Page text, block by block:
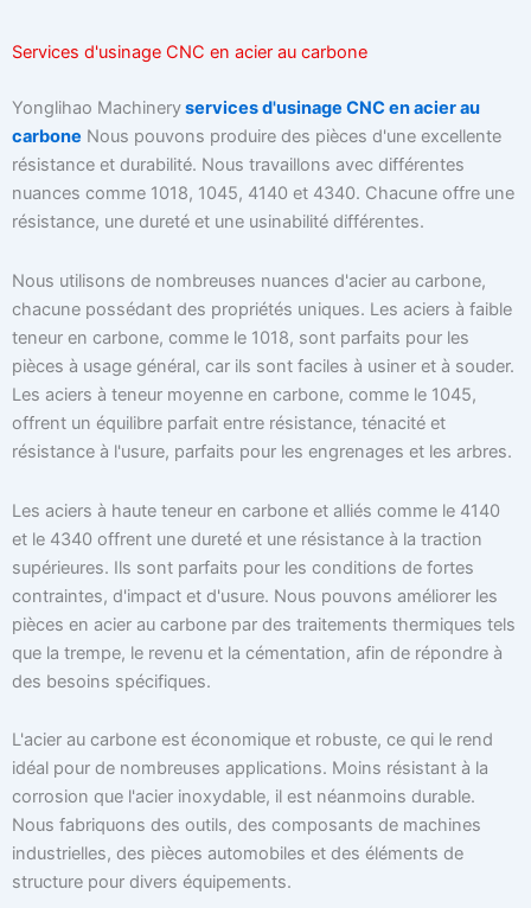
Services d'usinage CNC en acier au carbone
Yonglihao Machineryservices d'usinage CNC en acier au
carbone Nous pouvons produire des pièces d'une excellente
résistance et durabilité. Nous travaillons avec différentes
nuances comme 1018, 1045, 4140 et 4340. Chacune offre une
résistance, une dureté et une usinabilité différentes.
Nous utilisons de nombreuses nuances d'acier au carbone,
chacune possédant des propriétés uniques. Les aciers à faible
teneur en carbone, comme le 1018, sont parfaits pour les
pièces à usage général, car ils sont faciles à usiner et à souder.
Les aciers à teneur moyenne en carbone, comme le 1045,
offrent un équilibre parfait entre résistance, ténacité et
résistance à l'usure, parfaits pour les engrenages et les arbres.
Les aciers à haute teneur en carbone et alliés comme le 4140
et le 4340 offrent une dureté et une résistance à la traction
supérieures. Ils sont parfaits pour les conditions de fortes
contraintes, d'impact et d'usure. Nous pouvons améliorer les
pièces en acier au carbone par des traitements thermiques tels
que la trempe, le revenu et la cémentation, afin de répondre à
des besoins spécifiques.
L'acier au carbone est économique et robuste, ce qui le rend
idéal pour de nombreuses applications. Moins résistant à la
corrosion que l'acier inoxydable, il est néanmoins durable.
Nous fabriquons des outils, des composants de machines
industrielles, des pièces automobiles et des éléments de
structure pour divers équipements.